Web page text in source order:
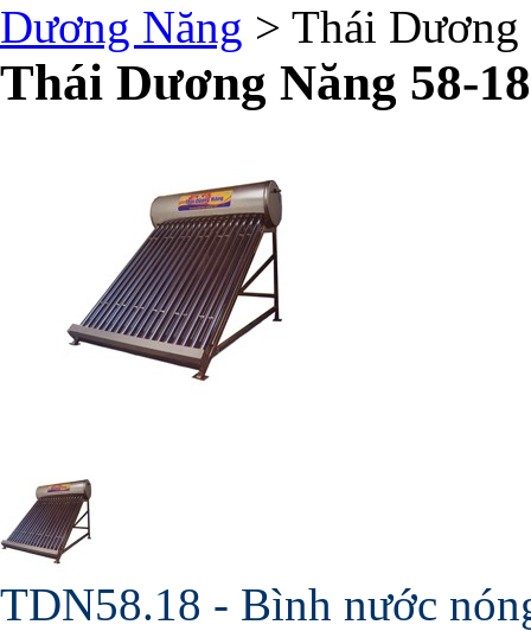
Dương Năng > Thái
Thái Dương Năng 58-18
TDN58.18 - Bình nước